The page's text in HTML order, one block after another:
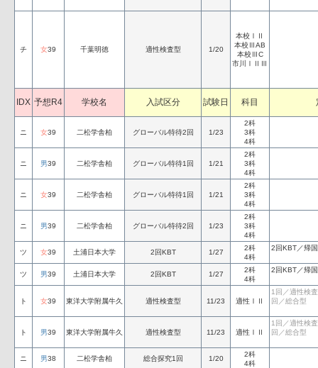
チ 女39 千葉明徳 適性検査型 1/20
本校ⅠⅡ
本校ⅢAB
本校ⅢC
市川ⅠⅡⅢ
IDX 予想R4 学校名 入試区分 試験日 科目
ニ 女39 二松学舎柏 グローバル特待2回 1/23
2科
3科
4科
ニ 男39 二松学舎柏 グローバル特待1回 1/21
2科
3科
4科
ニ 女39 二松学舎柏 グローバル特待1回 1/21
2科
3科
4科
ニ 男39 二松学舎柏 グローバル特待2回 1/23
2科
3科
4科
ツ 女39 土浦日本大学 2回KBT 1/27
2科
4科
2回KBT／帰
ツ 男39 土浦日本大学 2回KBT 1/27
2科
4科
2回KBT／帰
ト 女39 東洋大学附属牛久 適性検査型 11/23 適性ⅠⅡ
1回／適性検
回／総合型
ト 男39 東洋大学附属牛久 適性検査型 11/23 適性ⅠⅡ
1回／適性検
回／総合型
ニ 男38 二松学舎柏 総合探究1回 1/20
2科
4科